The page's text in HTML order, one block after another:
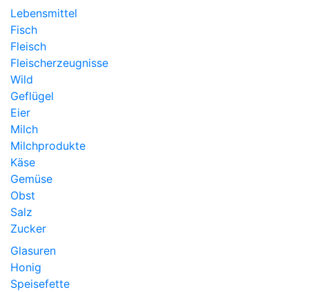
Lebensmittel
Fisch
Fleisch
Fleischerzeugnisse
Wild
Geflügel
Eier
Milch
Milchprodukte
Käse
Gemüse
Obst
Salz
Zucker
Glasuren
Honig
Speisefette